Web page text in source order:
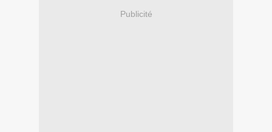
Publicité